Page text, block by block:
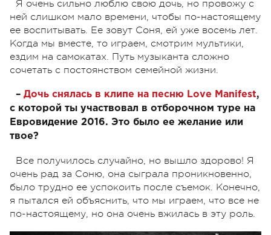
Я очень сильно люблю свою дочь, но провожу с
ней слишком мало времени, чтобы по-настоящему
ее воспитывать. Ее зовут Соня, ей уже восемь лет.
Когда мы вместе, то играем, смотрим мультики,
ездим на самокатах. Путь музыканта сложно
сочетать с постоянством семейной жизни.
– Дочь снялась в клипе на песню Love Manifest,
с которой ты участвовал в отборочном туре на
Евровидение 2016. Это было ее желание или
твое?
Все получилось случайно, но вышло здорово! Я
очень рад за Соню, она сыграла проникновенно,
было трудно ее успокоить после съемок. Конечно,
я пытался ей объяснить, что мы играем, что все не
по-настоящему, но она очень вжилась в эту роль.